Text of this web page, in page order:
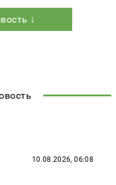
↓
10.08.2026, 06:08